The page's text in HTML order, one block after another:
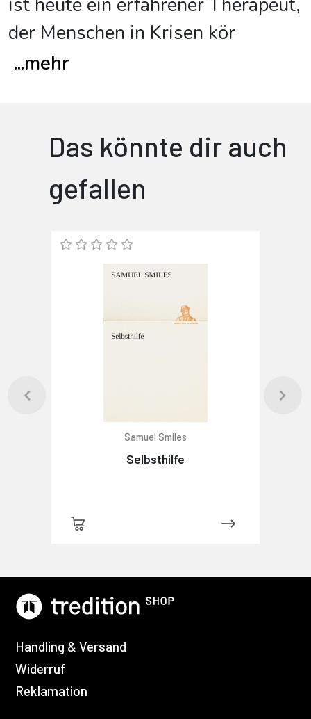
ist heute ein erfahrener Therapeut,
der Menschen in Krisen kör
...mehr
Das könnte dir auch
gefallen
Samuel Smiles
Selbsthilfe
Handling & Versand
Widerruf
Reklamation